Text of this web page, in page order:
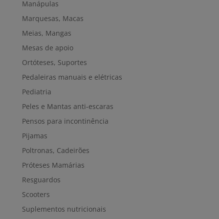
Manápulas
Marquesas, Macas
Meias, Mangas
Mesas de apoio
Ortóteses, Suportes
Pedaleiras manuais e elétricas
Pediatria
Peles e Mantas anti-escaras
Pensos para incontinência
Pijamas
Poltronas, Cadeirões
Próteses Mamárias
Resguardos
Scooters
Suplementos nutricionais